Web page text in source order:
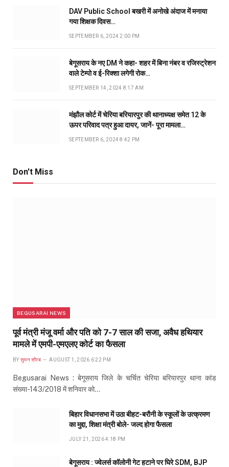
DAV Public School बखरी में अनोखे अंदाज में मनाया
गया शिक्षक दिवस…
SEPTEMBER 6, 2024 2:00 PM
बेगूसराय के नए DM ने कहा- शहर में बिना नंबर व रजिस्ट्रेशन
वाले टेम्पो व ई-रिक्शा लगेगी रोक…
SEPTEMBER 14, 2024 8:17 AM
मंझौल कोर्ट में चेरिया बरियारपुर की थानाध्यक्ष समेत 12 के
ऊपर परिवाद पत्र हुआ दायर, जानें- पूरा मामला…
SEPTEMBER 6, 2024 8:42 PM
Don't Miss
BEGUSARAI NEWS
पूर्व मंत्री मंजू वर्मा और पति को 7-7 साल की सजा, अवैध हथियार
मामले में एमपी-एमएलए कोर्ट का फैसला
BY सुमन सौरब AUGUST 1, 2026 6:22 PM
Begusarai News : बेगूसराय जिले के चर्चित चेरिया बरियारपुर थाना कांड
संख्या-143/2018 में शनिवार को…
बिहार विधानसभा में उठा बीहट-बरौनी के स्कूलों के उत्क्रमण
का मुद्दा, शिक्षा मंत्री बोले- जल्द होगा फैसला
JULY 21, 2026 4:18 PM
बेगूसराय : ज्वेलर्स कॉलोनी गेट हटाने पर घिरे SDM, BJP